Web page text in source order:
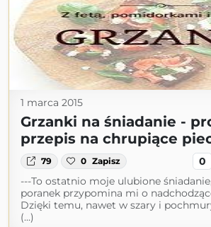
1 marca 2015
Grzanki na śniadanie -
przepis na chrupiące
79 0 Zapisz 0
---To ostatnio moje ulubione
poranek przypomina mi o
Dzięki temu, nawet w szary i
(...)